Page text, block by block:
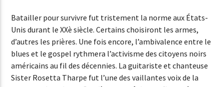
Batailler pour survivre fut tristement la norme aux États-
Unis durant le XXè siècle. Certains choisiront les armes,
d’autres les prières. Une fois encore, l’ambivalence entre le
blues et le gospel rythmera l’activisme des citoyens noirs
américains au fil des décennies. La guitariste et chanteuse
Sister Rosetta Tharpe fut l’une des vaillantes voix de la